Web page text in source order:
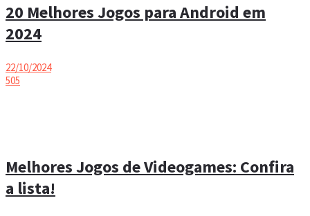
20 Melhores Jogos para Android em
2024
22/10/2024
505
Melhores Jogos de Videogames: Confira
a lista!